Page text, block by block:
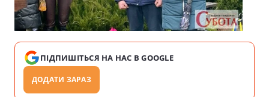
ПІДПИШІТЬСЯ НА НАС В GOOGLE
ДОДАТИ ЗАРАЗ